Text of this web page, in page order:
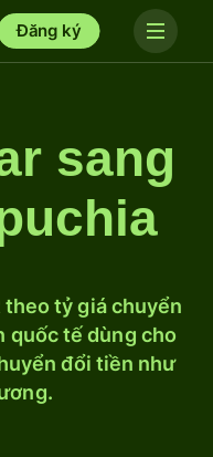
Đăng ký
sang
theo tỷ giá chuyển
quốc tế dùng cho
đổi tiền như